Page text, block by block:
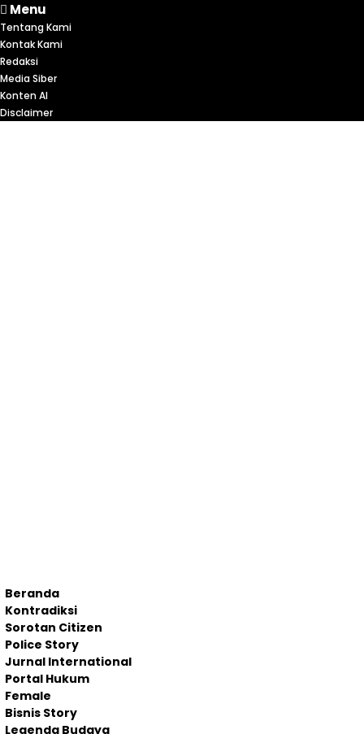
Menu
Tentang Kami
Kontak Kami
Redaksi
Media Siber
Konten AI
Disclaimer
Beranda
Kontradiksi
Sorotan Citizen
Police Story
Jurnal International
Portal Hukum
Female
Bisnis Story
Legenda Budaya